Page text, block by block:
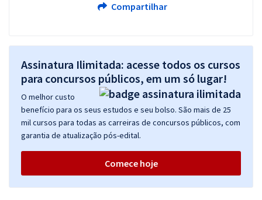
Compartilhar
Assinatura Ilimitada: acesse todos os cursos
para concursos públicos, em um só lugar!
O melhor custo
benefício para os seus estudos e seu bolso. São mais de 25
mil cursos para todas as carreiras de concursos públicos, com
garantia de atualização pós-edital.
Comece hoje